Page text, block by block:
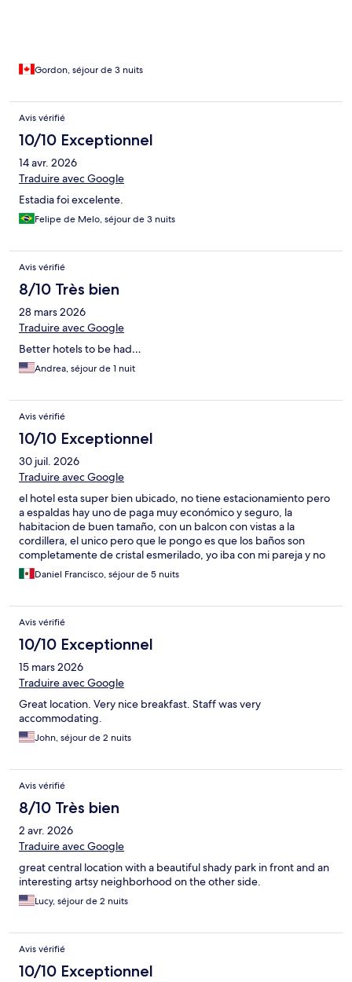
Gordon, séjour de 3 nuits
Avis vérifié
10/10 Exceptionnel
14 avr. 2026
Traduire avec Google
Estadia foi excelente.
Felipe de Melo, séjour de 3 nuits
Avis vérifié
8/10 Très bien
28 mars 2026
Traduire avec Google
Better hotels to be had…
Andrea, séjour de 1 nuit
Avis vérifié
10/10 Exceptionnel
30 juil. 2026
Traduire avec Google
el hotel esta super bien ubicado, no tiene estacionamiento pero
a espaldas hay uno de paga muy económico y seguro, la
habitacion de buen tamaño, con un balcon con vistas a la
cordillera, el unico pero que le pongo es que los baños son
completamente de cristal esmerilado, yo iba con mi pareja y no
había problema, pero no imagino un viaje en familia donde la
hija tenga que ver al papa bañandose por el cristal :p
Daniel Francisco, séjour de 5 nuits
Avis vérifié
10/10 Exceptionnel
15 mars 2026
Traduire avec Google
Great location. Very nice breakfast. Staff was very
accommodating.
John, séjour de 2 nuits
Avis vérifié
8/10 Très bien
2 avr. 2026
Traduire avec Google
great central location with a beautiful shady park in front and an
interesting artsy neighborhood on the other side.
Lucy, séjour de 2 nuits
Avis vérifié
10/10 Exceptionnel